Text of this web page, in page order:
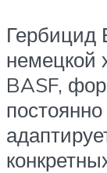
Гербицид
немецкой
BASF,